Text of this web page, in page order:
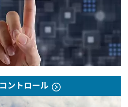
ントロール